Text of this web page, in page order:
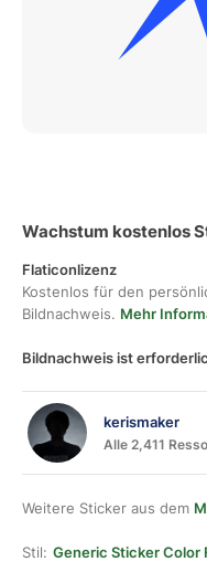
Wachstum kostenlos
Flaticonlizenz
Kostenlos für den
Bildnachweis. Mehr
Bildnachweis ist
kerismaker
Alle 2,411
Weitere Sticker aus dem
Stil: Generic Sticker Color